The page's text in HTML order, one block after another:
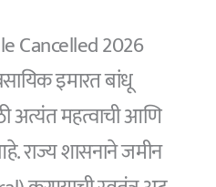
Cancelled 2026
इमारत बांधू
अत्यंत महत्वाची आणि
राज्य शासनाने जमीन